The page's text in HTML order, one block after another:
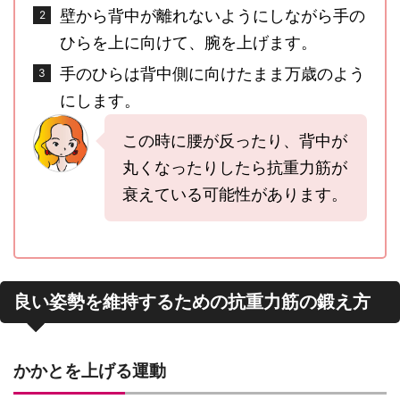
壁から背中が離れないようにしながら手の
ひらを上に向けて、腕を上げます。
手のひらは背中側に向けたまま万歳のよう
にします。
この時に腰が反ったり、背中が
丸くなったりしたら抗重力筋が
衰えている可能性があります。
良い姿勢を維持するための抗重力筋の鍛え方
かかとを上げる運動